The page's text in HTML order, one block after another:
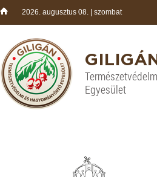
2026. augusztus 08. | szombat
GILIGÁN
Egyesület